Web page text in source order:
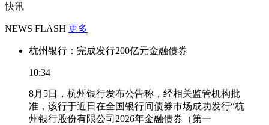
快讯
NEWS FLASH 更多
杭州银行：完成发行200亿元金融债券
10:34
8月5日，杭州银行发布公告称，经相关监管机构批
准，该行于近日在全国银行间债券市场成功发行“杭
州银行股份有限公司2026年金融债券（第一